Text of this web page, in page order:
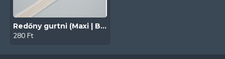
Redőny gurtni (Maxi | Bézs | 20 mm)
280 Ft